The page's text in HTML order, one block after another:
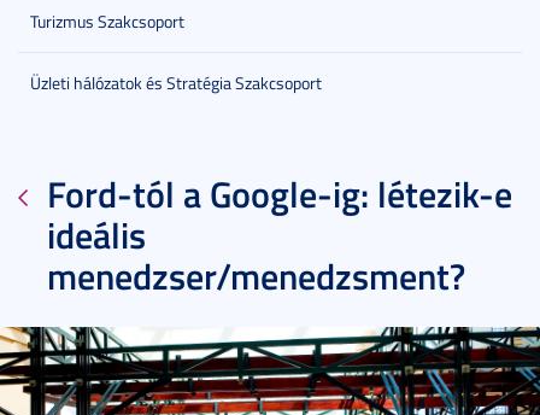
Turizmus Szakcsoport
Üzleti hálózatok és Stratégia Szakcsoport
Ford-tól a Google-ig: létezik-e
ideális
menedzser/menedzsment?